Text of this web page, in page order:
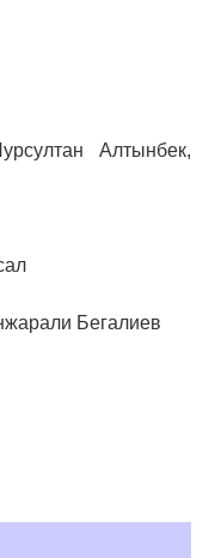
Алтынбек,
Бегалиев